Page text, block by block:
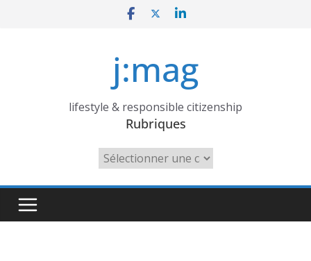
j:mag
lifestyle & responsible citizenship
Rubriques
Rubriques